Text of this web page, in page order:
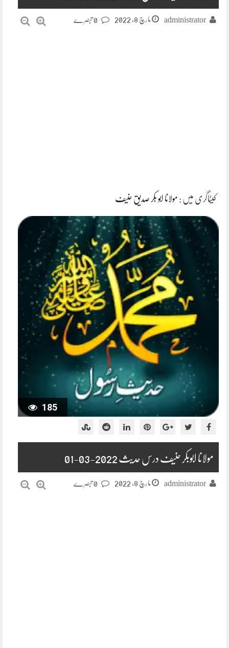
administrator مارچ 8, 2022
کیٹاگری میں : مولانا ابو بکر صدیق حنیف
185
مولانا ابوبکر حنیف درس حدیث 2022-03-01
administrator مارچ 8, 2022